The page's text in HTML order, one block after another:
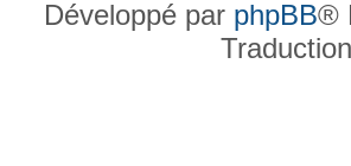
Développé par phpBB®